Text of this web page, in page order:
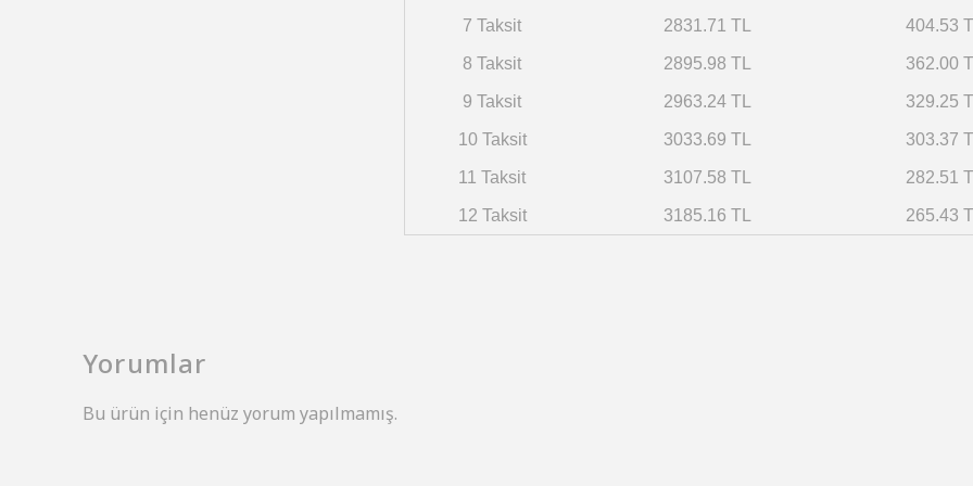
7 Taksit 2831.71 TL 404.53
8 Taksit 2895.98 TL 362.00
9 Taksit 2963.24 TL 329.25
10 Taksit 3033.69 TL 303.37
11 Taksit 3107.58 TL 282.51
12 Taksit 3185.16 TL 265.43
Yorumlar
Bu ürün için henüz yorum yapılmamış.